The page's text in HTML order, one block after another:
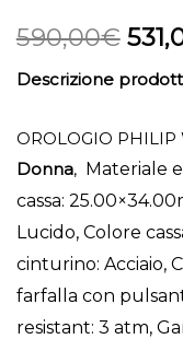
590,00€
Descrizione
OROLOGIO PHILIP
Donna, Materiale
cassa:
Lucido, Colore
cinturino: Acciaio,
farfalla con
resistant: 3 atm,